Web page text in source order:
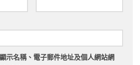
示名稱、電子郵件地址及個人網站網